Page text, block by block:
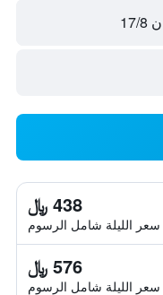
ن 17/8
438 ﷼
سعر الليلة شامل الرسوم
576 ﷼
سعر الليلة شامل الرسوم